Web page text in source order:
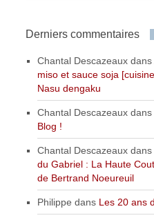
Derniers commentaires
Chantal Descazeaux dans
miso et sauce soja
Nasu dengaku
Chantal Descazeaux dans
Blog !
Chantal Descazeaux dans
du Gabriel : La Haute
de Bertrand Noeureuil
Philippe dans Les 20 ans